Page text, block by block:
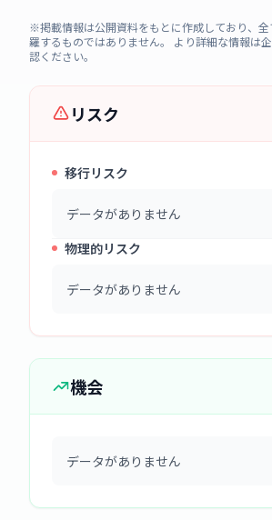
※掲載情報は公開資料をもとに作成しており、
羅するものではありません。 より詳細な情報は
認ください。
リスク
移行リスク
データがありません
物理的リスク
データがありません
機会
データがありません